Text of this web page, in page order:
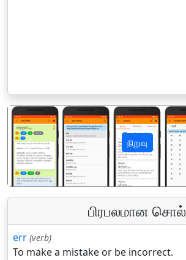
நிறுவு
पिछला
பிரபலமான சொல்
err (verb)
To make a mistake or be incorrect.